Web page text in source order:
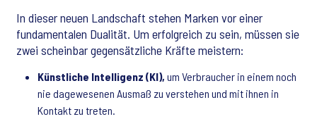
In dieser neuen Landschaft stehen Marken vor einer
fundamentalen Dualität. Um erfolgreich zu sein, müssen sie
zwei scheinbar gegensätzliche Kräfte meistern:
Künstliche Intelligenz (KI), um Verbraucher in einem noch
nie dagewesenen Ausmaß zu verstehen und mit ihnen in
Kontakt zu treten.